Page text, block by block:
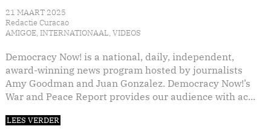
21 MAART 2025
Redactie Curacao
AMIGOE, INTERNATIONAAL, VIDEOS
Democracy Now! is a national, daily, independent,
award-winning news program hosted by journalists
Amy Goodman and Juan Gonzalez. Democracy Now!’s
War and Peace Report provides our audience with ac...
LEES VERDER